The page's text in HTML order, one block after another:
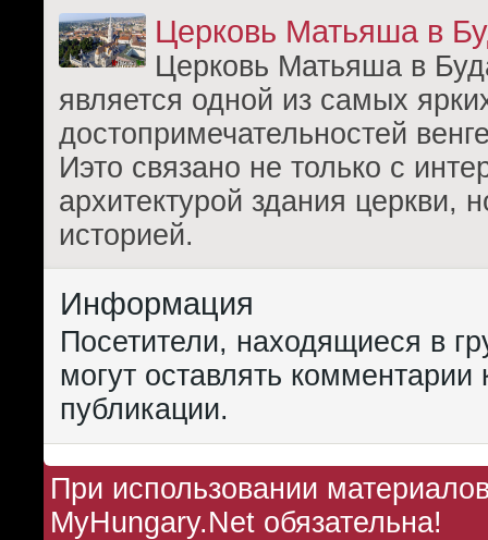
Церковь Матьяша в
Церковь Матьяша в
является одной из самых
достопримечательностей
Иэто связано не только с
архитектурой здания церкви,
историей.
Информация
Посетители, находящиеся в
могут оставлять комментарии
публикации.
При использовании
MyHungary.Net обязательна!